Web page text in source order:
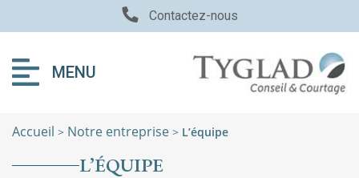
Contactez-nous
MENU
Accueil > Notre entreprise > L’équipe
L’ÉQUIPE